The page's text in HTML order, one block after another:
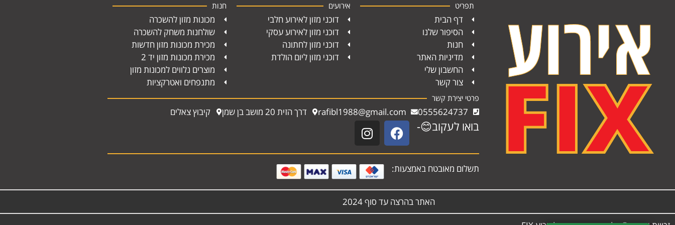
תפריט
דף הבית
הסיפור שלנו
חנות
מדיניות האתר
החשבון שלי
צור קשר
אירועים
דוכני מזון לאירוע חלבי
דוכני מזון לאירוע עסקי
דוכני מזון לחתונה
דוכני מזון ליום הולדת
חנות
מכונות מזון להשכרה
שולחנות משחק להשכרה
מכירת מכונות מזון חדשות
מכירת מכונות מזון יד 2
מוצרים נלווים למכונות מזון
מתנפחים ואטרקציות
פרטי יצירת קשר
0555624737
rafibl1988@gmail.com דרך הזית 20 מושב בן שמן קיבוץ צאלים
בואו לעקוב😊-
תשלום מאובטח באמצעות:
האתר בהרצה עד סוף 2024